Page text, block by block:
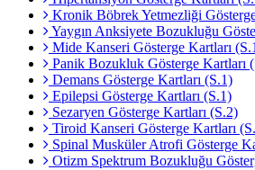
Kronik Böbrek Yetmezliği
Yaygın Anksiyete Bozukluğu
Mide Kanseri Gösterge Kartları
Panik Bozukluk Gösterge Kartları
Demans Gösterge Kartları (S.1)
Epilepsi Gösterge Kartları (S.1)
Sezaryen Gösterge Kartları (S.2)
Tiroid Kanseri Gösterge Kartları
Spinal Musküler Atrofi Gösterge
Otizm Spektrum Bozukluğu